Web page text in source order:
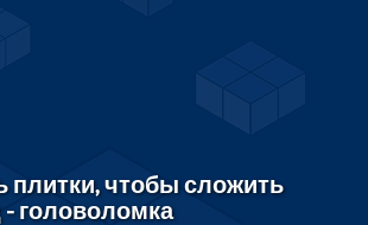
плитки, чтобы сложить
головоломка